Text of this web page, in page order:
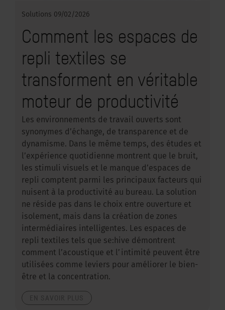
Solutions 09/02/2026
Comment les espaces de
repli textiles se
transforment en véritable
moteur de productivité
Les environnements de travail ouverts sont
synonymes d’échange, de transparence et de
dynamisme. Dans le même temps, des études et
l’expérience quotidienne montrent que le bruit,
les stimuli visuels et le manque d’espaces de
repli comptent parmi les principaux facteurs qui
nuisent à la productivité au bureau. La solution
ne réside pas dans le choix entre ouverture et
isolement, mais dans la création de zones
intermédiaires intelligentes. Les espaces de
repli textiles tels que se:hive démontrent
comment l’acoustique et l’intimité peuvent être
utilisées comme leviers pour améliorer le bien-
être et la concentration.